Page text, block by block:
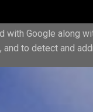
uses cookies from
with Google along
to detect and